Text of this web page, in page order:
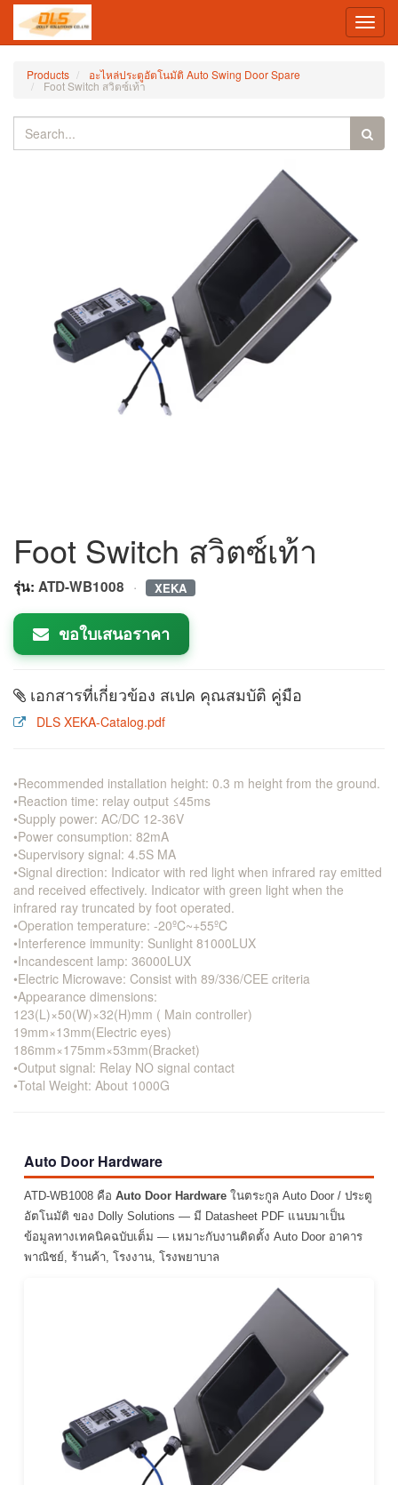
Products อะไหล่ประตูอัตโนมัติ Auto Swing Door Spare
Foot Switch สวิตซ์เท้า
Foot Switch สวิตซ์เท้า
รุ่น: ATD-WB1008 · XEKA
ขอใบเสนอราคา
เอกสารที่เกี่ยวข้อง สเปค คุณสมบัติ คู่มือ
DLS XEKA-Catalog.pdf
•Recommended installation height: 0.3 m height from the ground.
•Reaction time: relay output ≤45ms
•Supply power: AC/DC 12-36V
•Power consumption: 82mA
•Supervisory signal: 4.5S MA
•Signal direction: Indicator with red light when infrared ray emitted
and received effectively. Indicator with green light when the
infrared ray truncated by foot operated.
•Operation temperature: -20ºC~+55ºC
•Interference immunity: Sunlight 81000LUX
•Incandescent lamp: 36000LUX
•Electric Microwave: Consist with 89/336/CEE criteria
•Appearance dimensions:
123(L)×50(W)×32(H)mm ( Main controller)
19mm×13mm(Electric eyes)
186mm×175mm×53mm(Bracket)
•Output signal: Relay NO signal contact
•Total Weight: About 1000G
Auto Door Hardware
ATD-WB1008 คือ Auto Door Hardware ในตระกูล Auto Door / ประตู
อัตโนมัติ ของ Dolly Solutions — มี Datasheet PDF แนบมาเป็น
ข้อมูลทางเทคนิคฉบับเต็ม — เหมาะกับงานติดตั้ง Auto Door อาคาร
พาณิชย์, ร้านค้า, โรงงาน, โรงพยาบาล